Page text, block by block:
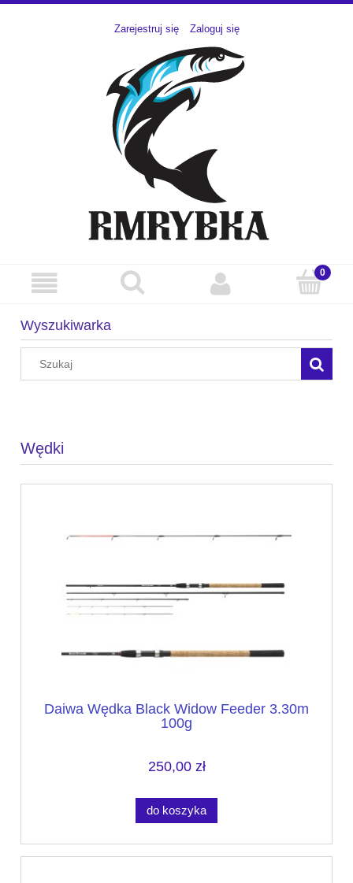
Zarejestruj się Zaloguj się
Wyszukiwarka
Wędki
Daiwa Wędka Black Widow Feeder 3.30m
100g
250,00 zł
do koszyka